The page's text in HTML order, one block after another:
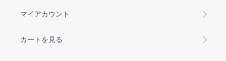
マイアカウント
カートを見る